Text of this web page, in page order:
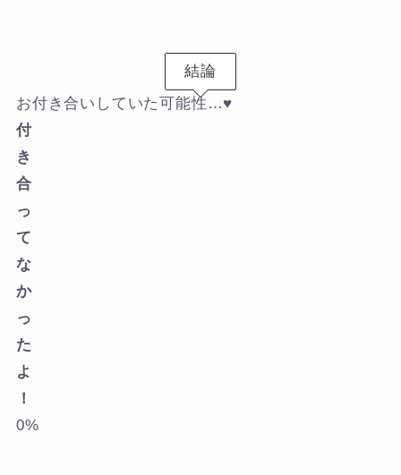
結論
お付き合いしていた可能性…♥
付
き
合
っ
て
な
か
っ
た
よ
！
0%